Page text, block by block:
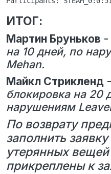
ИТОГ:
Мартин Бруньков -
на 10 дней, по
Mehan.
Майкл Стрикленд -
блокировка на 20
нарушениям
По возврату
заполнить
утерянных вещей
прикреплены к